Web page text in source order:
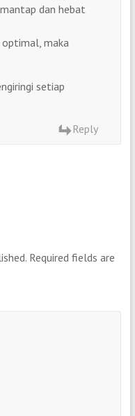
dan hebat
maka
setiap
Reply
Required fields are